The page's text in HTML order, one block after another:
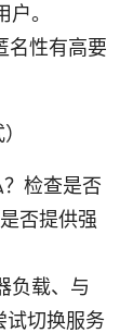
。
名性有高要
检查是否
否提供强
负载、与
试切换服务